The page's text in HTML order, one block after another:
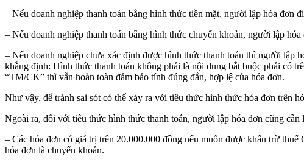
– Nếu doanh nghiệp thanh toán bằng hình thức tiền mặt, người lập hóa đơn
– Nếu doanh nghiệp thanh toán bằng hình thức chuyển khoản, người lập
– Nếu doanh nghiệp chưa xác định được hình thức thanh toán thì người
khẳng định: Hình thức thanh toán không phải là nội dung bắt buộc phải có
“TM/CK” thì vẫn hoàn toàn đảm bảo tính đúng đắn, hợp lệ của hóa đơn.
Như vậy, để tránh sai sót có thể xảy ra với tiêu thức hình thức hóa đơn trên
Ngoài ra, đối với tiêu thức hình thức thanh toán, người lập hóa đơn cũng cần
– Các hóa đơn có giá trị trên 20.000.000 đồng nếu muốn được khấu trừ
hóa đơn là chuyển khoản.